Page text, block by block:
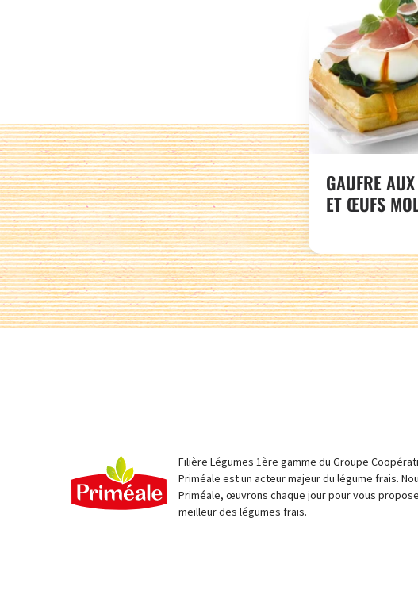
GAUFRE
ET ŒUFS
Filière Légumes 1ère gamme du Groupe
Priméale est un acteur majeur du légume frais.
Priméale, œuvrons chaque jour pour vous
meilleur des légumes frais.